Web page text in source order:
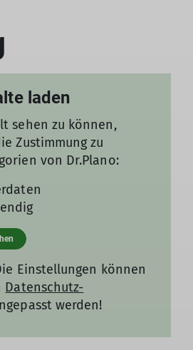
laden
sehen zu können,
Zustimmung zu
von Dr.Plano:
Einstellungen können
Datenschutz-
werden!